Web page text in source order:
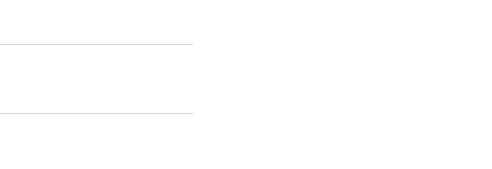
den Konfigurator.
Kreativität freien Lauf
Informationen,
Zusätzlich bieten wir
abgeschlossen
WhatsApp
in
kann. Keine Sorge: